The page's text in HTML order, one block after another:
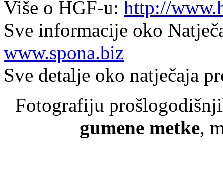
Više o HGF-u: http://
Sve informacije oko
www.spona.biz
Sve detalje oko natječaja
Fotografiju
gumene metke,